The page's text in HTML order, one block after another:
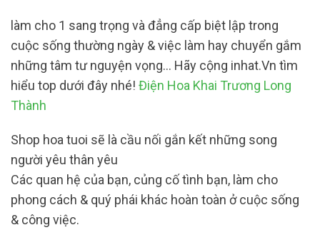
làm cho 1 sang trọng và đẳng cấp biệt lập trong
cuộc sống thường ngày & việc làm hay chuyển gắm
những tâm tư nguyện vọng… Hãy cộng inhat.Vn tìm
hiểu top dưới đây nhé! Điện Hoa Khai Trương Long
Thành
Shop hoa tuoi sẽ là cầu nối gắn kết những song
người yêu thân yêu
Các quan hệ của bạn, củng cố tình bạn, làm cho
phong cách & quý phái khác hoàn toàn ở cuộc sống
& công việc.